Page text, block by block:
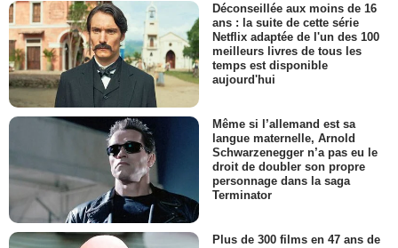
Déconseillée aux moins de 16
ans : la suite de cette série
Netflix adaptée de l'un des 100
meilleurs livres de tous les
temps est disponible
aujourd'hui
Même si l’allemand est sa
langue maternelle, Arnold
Schwarzenegger n’a pas eu le
droit de doubler son propre
personnage dans la saga
Terminator
Plus de 300 films en 47 ans de